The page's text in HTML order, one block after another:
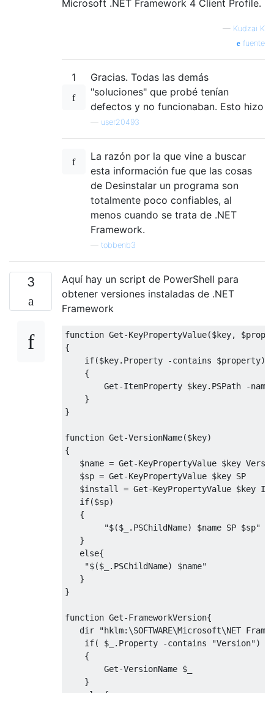
Microsoft .NET Framework 4 Client Profile.
— Kudzai K
fuente
1
Gracias. Todas las demás
"soluciones" que probé tenían
defectos y no funcionaban. Esto hizo
user20493
La razón por la que vine a buscar
esta información fue que las cosas
de Desinstalar un programa son
totalmente poco confiables, al
menos cuando se trata de .NET
Framework.
tobbenb3
3
Aquí hay un script de PowerShell para
obtener versiones instaladas de .NET
Framework
function Get-KeyPropertyValue($key,
{
if($key. Property -contains $property)
{
Get-ItemProperty $key. PSPath -
}
}
function Get-VersionName($key)
{
   $name
= Get-KeyPropertyValue $key
   $sp
= Get-KeyPropertyValue $key SP
   $install
= Get-KeyPropertyValue $key
if($sp)
{
"$($_.PSChildName) $name SP $sp"
}
else{
"$($_.PSChildName) $name"
}
}
function Get-FrameworkVersion{
   dir
"hklm:\SOFTWARE\Microsoft\NET
    if( $_.Property -contains "
Version")
    {
        Get-VersionName $_
    }
    else{